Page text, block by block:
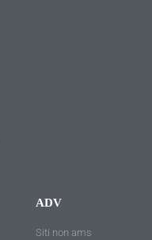
ADV
Siti non ams